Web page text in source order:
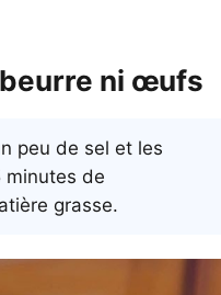
beurre ni œufs
peu de sel et les
minutes de
grasse.